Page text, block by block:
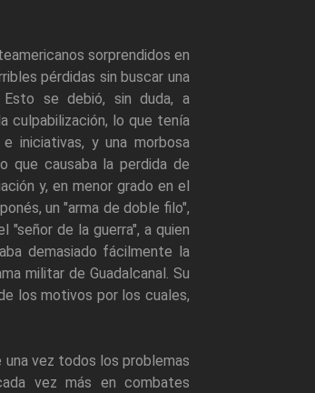
sorprendidos en
pérdidas sin buscar una
Esto se debió, sin duda, a
culpabilización, lo que tenía
iniciativas, y una morbosa
que causaba la perdida de
y, en menor grado en el
un "arma de doble filo",
de la guerra", a quien
demasiado fácilmente la
militar de Guadalcanal. Su
los motivos por los cuales,
vez todos los problemas
vez más en combates